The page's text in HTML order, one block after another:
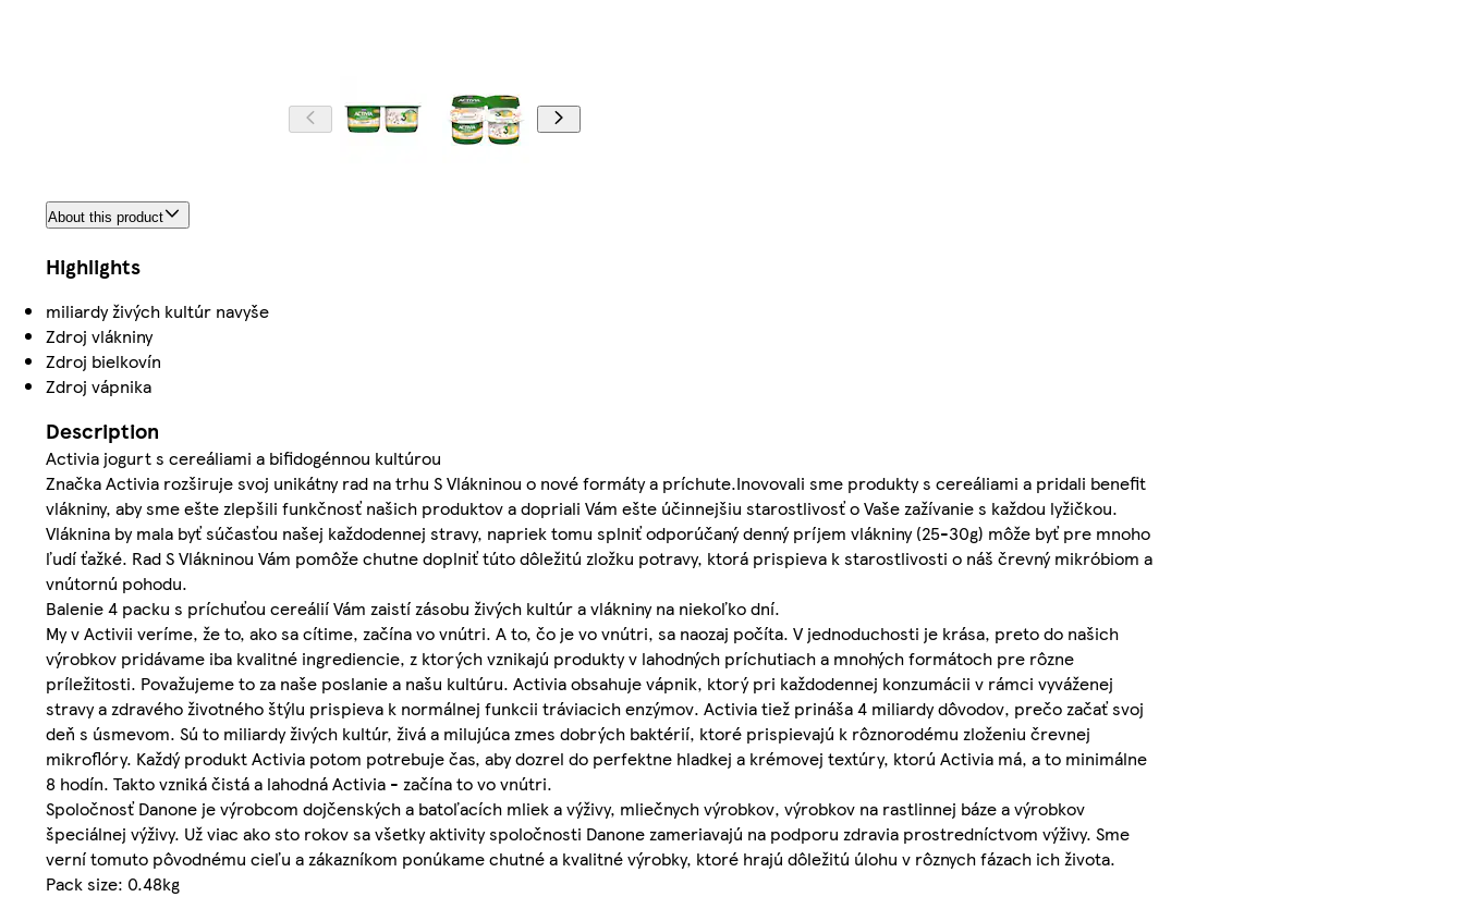
About this product
Highlights
miliardy živých kultúr navyše
Zdroj vlákniny
Zdroj bielkovín
Zdroj vápnika
Description
Activia jogurt s cereáliami a bifidogénnou kultúrou
Značka Activia rozširuje svoj unikátny rad na trhu S Vlákninou o nové formáty a príchute.Inovovali sme produkty s cereáliami a pridali benefit
vlákniny, aby sme ešte zlepšili funkčnosť našich produktov a dopriali Vám ešte účinnejšiu starostlivosť o Vaše zažívanie s každou lyžičkou.
Vláknina by mala byť súčasťou našej každodennej stravy, napriek tomu splniť odporúčaný denný príjem vlákniny (25-30g) môže byť pre mnoho
ľudí ťažké. Rad S Vlákninou Vám pomôže chutne doplniť túto dôležitú zložku potravy, ktorá prispieva k starostlivosti o náš črevný mikróbiom a
vnútornú pohodu.
Balenie 4 packu s príchuťou cereálií Vám zaistí zásobu živých kultúr a vlákniny na niekoľko dní.
My v Activii veríme, že to, ako sa cítime, začína vo vnútri. A to, čo je vo vnútri, sa naozaj počíta. V jednoduchosti je krása, preto do našich
výrobkov pridávame iba kvalitné ingrediencie, z ktorých vznikajú produkty v lahodných príchutiach a mnohých formátoch pre rôzne
príležitosti. Považujeme to za naše poslanie a našu kultúru. Activia obsahuje vápnik, ktorý pri každodennej konzumácii v rámci vyváženej
stravy a zdravého životného štýlu prispieva k normálnej funkcii tráviacich enzýmov. Activia tiež prináša 4 miliardy dôvodov, prečo začať svoj
deň s úsmevom. Sú to miliardy živých kultúr, živá a milujúca zmes dobrých baktérií, ktoré prispievajú k rôznorodému zloženiu črevnej
mikroflóry. Každý produkt Activia potom potrebuje čas, aby dozrel do perfektne hladkej a krémovej textúry, ktorú Activia má, a to minimálne
8 hodín. Takto vzniká čistá a lahodná Activia - začína to vo vnútri.
Spoločnosť Danone je výrobcom dojčenských a batoľacích mliek a výživy, mliečnych výrobkov, výrobkov na rastlinnej báze a výrobkov
špeciálnej výživy. Už viac ako sto rokov sa všetky aktivity spoločnosti Danone zameriavajú na podporu zdravia prostredníctvom výživy. Sme
verní tomuto pôvodnému cieľu a zákazníkom ponúkame chutné a kvalitné výrobky, ktoré hrajú dôležitú úlohu v rôznych fázach ich života.
Pack size: 0.48kg